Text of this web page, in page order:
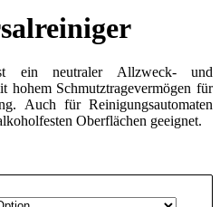
ein neutraler Allzweck- und
hohem Schmutztragevermögen für
Auch für Reinigungsautomaten
Oberflächen geeignet.